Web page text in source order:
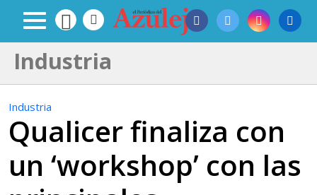
Industria
Industria
Qualicer finaliza con
un ‘workshop’ con las